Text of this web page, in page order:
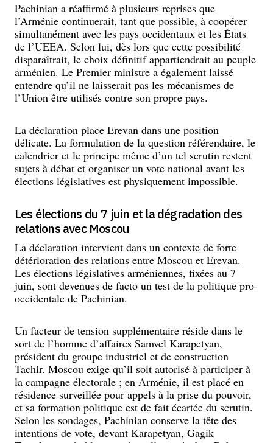
Pachinian a réaffirmé à plusieurs reprises que
l’Arménie continuerait, tant que possible, à coopérer
simultanément avec les pays occidentaux et les États
de l’UEEA. Selon lui, dès lors que cette possibilité
disparaîtrait, le choix définitif appartiendrait au peuple
arménien. Le Premier ministre a également laissé
entendre qu’il ne laisserait pas les mécanismes de
l’Union être utilisés contre son propre pays.
La déclaration place Erevan dans une position
délicate. La formulation de la question référendaire, le
calendrier et le principe même d’un tel scrutin restent
sujets à débat et organiser un vote national avant les
élections législatives est physiquement impossible.
Les élections du 7 juin et la dégradation des
relations avec Moscou
La déclaration intervient dans un contexte de forte
détérioration des relations entre Moscou et Erevan.
Les élections législatives arméniennes, fixées au 7
juin, sont devenues de facto un test de la politique pro-
occidentale de Pachinian.
Un facteur de tension supplémentaire réside dans le
sort de l’homme d’affaires Samvel Karapetyan,
président du groupe industriel et de construction
Tachir. Moscou exige qu’il soit autorisé à participer à
la campagne électorale ; en Arménie, il est placé en
résidence surveillée pour appels à la prise du pouvoir,
et sa formation politique est de fait écartée du scrutin.
Selon les sondages, Pachinian conserve la tête des
intentions de vote, devant Karapetyan, Gagik